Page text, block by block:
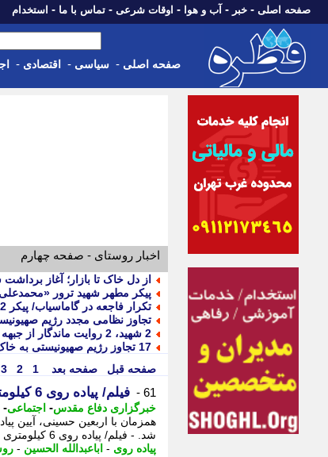
صفحه اصلی - خبر - آب و هوا - اوقات شرعی - تماس با ما - استخدام
صفحه اصلی - سیاسی - اقتصادی -
اخبار روستای - صفحه چهارم
از دل خاک تا بازار؛ آغاز
پیکر مطهر شهید ترور
تکرار فاجعه در گاماسیاب/ پیکر 2 غریق از آب خارج شد
تجاوز نظامی مجدد رژیم
2 شهید، 2 روایت ماندگار از جبهه رسانه و ایثار در شهرستان نهاوند
17 تجاوز رژیم صهیونیستی به خاک سوریه، فقط در 48 ساعت گذشته!
صفحه قبل
صفحه بعد 1
2
3
61 - فیلم/ پیاده روی 6 کیلومتری دلدادگان حسینی روستای سنگده
خبرگزاری دفاع مقدس- اجتماعی-
همزمان با اربعین حسینی، آیین
شد. - فیلم/ پیاده روی 6 کیلومتری دلدادگان حسینی روستای سنگده همزمان با اربعین حسینی،
پیاده روی - اباعبدالله الحسین -